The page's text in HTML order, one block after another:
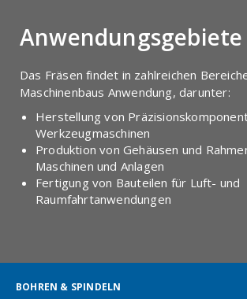
Anwendungsgebiete
Das Fräsen findet in zahlreichen
Maschinenbaus Anwendung, darunter:
Herstellung von
Werkzeugmaschinen
Produktion von Gehäusen und
Maschinen und Anlagen
Fertigung von Bauteilen für Luft- und
Raumfahrtanwendungen
BOHREN & SPINDELN